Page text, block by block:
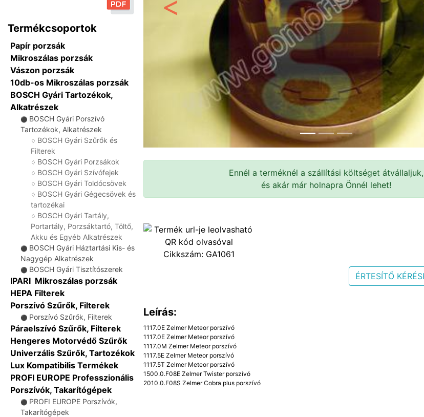
Termékcsoportok
Papír porzsák
Mikroszálas porzsák
Vászon porzsák
10db-os Mikroszálas porzsák
BOSCH Gyári Tartozékok,
Alkatrészek
⚫ BOSCH Gyári Porszívó
Tartozékok, Alkatrészek
♢ BOSCH Gyári Szűrők és
Filterek
♢ BOSCH Gyári Porzsákok
♢ BOSCH Gyári Szívófejek
♢ BOSCH Gyári Toldócsövek
♢ BOSCH Gyári Gégecsövek és
tartozékai
♢ BOSCH Gyári Tartály,
Portartály, Porzsáktartó, Töltő,
Akku és Egyéb Alkatrészek
⚫ BOSCH Gyári Háztartási Kis- és
Nagygép Alkatrészek
⚫ BOSCH Gyári Tisztítószerek
IPARI Mikroszálas porzsák
HEPA Filterek
Porszívó Szűrők, Filterek
⚫ Porszívó Szűrők, Filterek
Páraelszívó Szűrők, Filterek
Hengeres Motorvédő Szűrők
Univerzális Szűrők, Tartozékok
Lux Kompatibilis Termékek
PROFI EUROPE Professzionális
Porszívók, Takarítógépek
⚫ PROFI EUROPE Porszívók,
Takarítógépek
Előző
Ennél a terméknél a szállítási költséget átvállaljuk,
és akár már holnapra Önnél lehet!
Cikkszám: GA1061
ÉRTESÍTŐ
Leírás:
1117.0E Zelmer Meteor porszívó
1117.0E Zelmer Meteor porszívó
1117.0M Zelmer Meteor porszívó
1117.5E Zelmer Meteor porszívó
1117.5T Zelmer Meteor porszívó
1500.0.F08E Zelmer Twister porszívó
2010.0.F08S Zelmer Cobra plus porszívó